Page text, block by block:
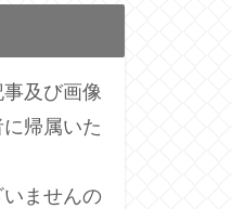
及び画像
帰属いた
ませんの